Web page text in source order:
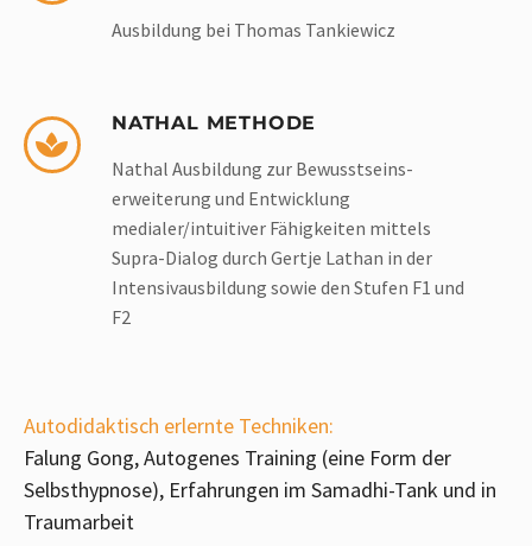
Ausbildung bei Thomas Tankiewicz
NATHAL METHODE
Nathal Ausbildung zur Bewusstseins­
erweiterung und Entwicklung
medialer/intuitiver Fähigkeiten mittels
Supra-Dialog durch Gertje Lathan in der
Intensivausbildung sowie den Stufen F1 und
F2
Autodidaktisch erlernte Techniken:
Falung Gong, Autogenes Training (eine Form der
Selbsthypnose), Erfahrungen im Samadhi-Tank und in
Traumarbeit